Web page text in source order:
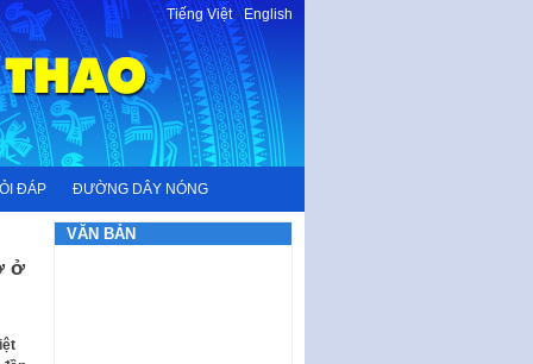
Tiếng Việt-English
ĐÁP ĐƯỜNG DÂY NÓNG
ở
VĂN BẢN